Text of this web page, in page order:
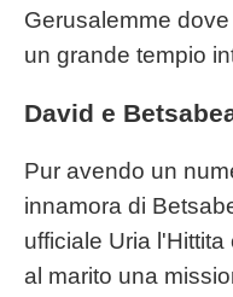
Gerusalemme
un grande tempio
David e
Pur avendo un
innamora di
ufficiale Uria
al marito una